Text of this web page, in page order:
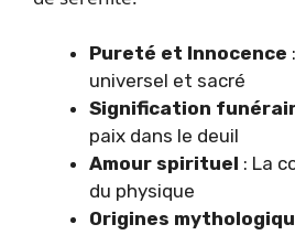
Pureté et Innocence
universel et sacré
Signification
paix dans le deuil
Amour spirituel : La
du physique
Origines